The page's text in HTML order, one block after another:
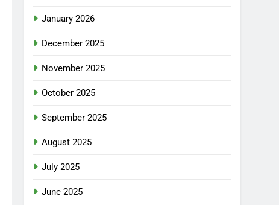
January 2026
December 2025
November 2025
October 2025
September 2025
August 2025
July 2025
June 2025